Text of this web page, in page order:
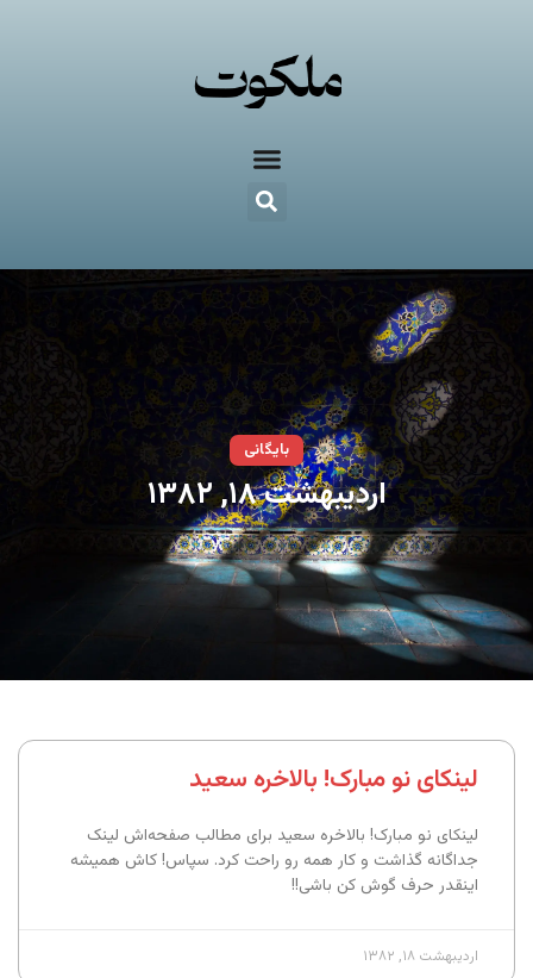
بایگانی
اردیبهشت ۱۸, ۱۳۸۲
لینکای نو مبارک! بالاخره سعید
لینکای نو مبارک! بالاخره سعید برای مطالب صفحه‌اش لینک
جداگانه گذاشت و کار همه رو راحت کرد. سپاس! کاش همیشه
اینقدر حرف گوش کن باشی!!
اردیبهشت ۱۸, ۱۳۸۲